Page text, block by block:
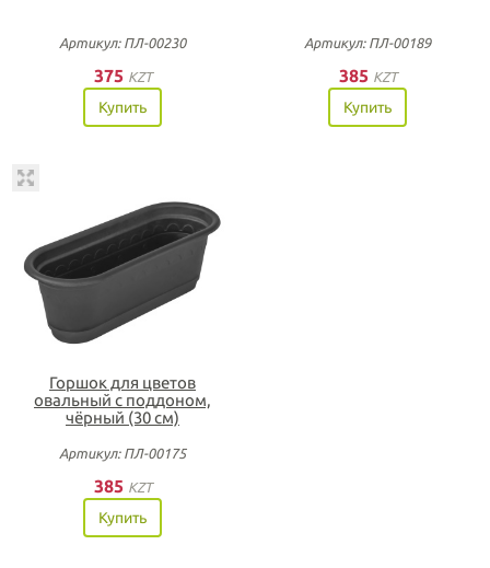
Артикул: ПЛ-00230
375 KZT
Купить
Артикул: ПЛ-00189
385 KZT
Купить
Горшок для цветов
овальный с поддоном,
чёрный (30 см)
Артикул: ПЛ-00175
385 KZT
Купить